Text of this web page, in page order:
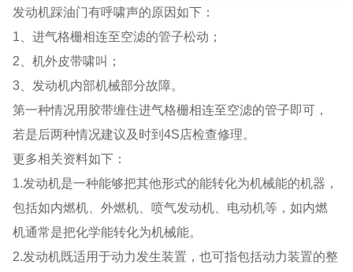
发动机踩油门有呼啸声的原因如下：
1、进气格栅相连至空滤的管子松动；
2、机外皮带啸叫；
3、发动机内部机械部分故障。
第一种情况用胶带缠住进气格栅相连至空滤的管子即可，
若是后两种情况建议及时到4S店检查修理。
更多相关资料如下：
1.发动机是一种能够把其他形式的能转化为机械能的机器，
包括如内燃机、外燃机、喷气发动机、电动机等，如内燃
机通常是把化学能转化为机械能。
2.发动机既适用于动力发生装置，也可指包括动力装置的整